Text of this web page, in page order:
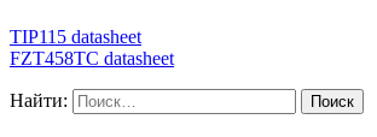
TIP115 datasheet
FZT458TC datasheet
Найти: